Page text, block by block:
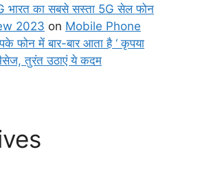
भारत का सबसे सस्ता 5G सेल फोन
2023 on Mobile Phone
फोन में बार-बार आता है ‘ कृपया
तुरंत उठाएं ये कदम